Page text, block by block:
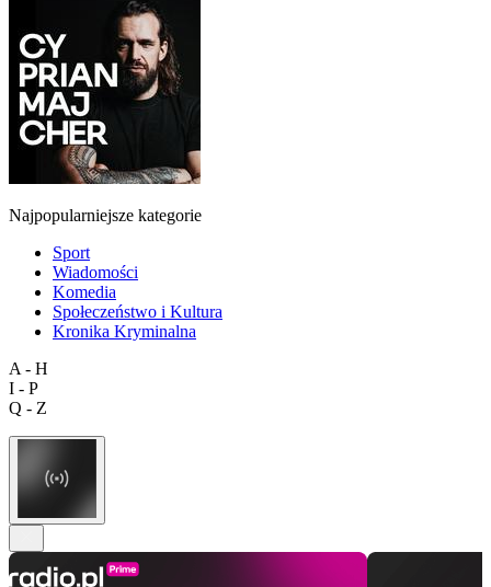
Najpopularniejsze kategorie
Sport
Wiadomości
Komedia
Społeczeństwo i Kultura
Kronika Kryminalna
A - H
I - P
Q - Z